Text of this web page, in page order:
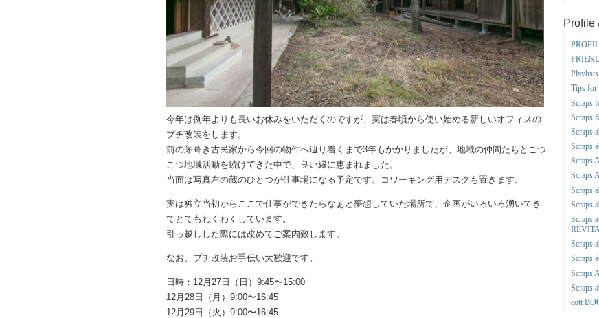
今年は例年よりも長いお休みをいただくのですが、実は春頃から使い始める新しいオフィスの
プチ改装をします。
前の茅葺き古民家から今回の物件へ辿り着くまで3年もかかりましたが、地域の仲間たちとこつ
こつ地域活動を続けてきた中で、良い縁に恵まれました。
当面は写真左の蔵のひとつが仕事場になる予定です。コワーキング用デスクも置きます。
実は独立当初からここで仕事ができたらなぁと夢想していた場所で、企画がいろいろ湧いてき
てとてもわくわくしています。
引っ越しした際には改めてご案内致します。
なお、プチ改装お手伝い大歓迎です。
日時：12月27日（日）9:45〜15:00
12月28日（月）9:00〜16:45
12月29日（火）9:00〜16:45
Profile
Tips for
Scraps
Scraps
Scraps
Scraps
Scraps
Scraps
Scraps
Scraps
Scraps
Scraps
Scraps
Scraps
Scraps
cott